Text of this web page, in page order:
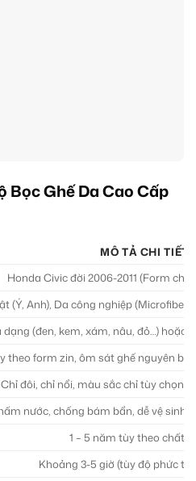
Bọc Ghế Da Cao Cấp
MÔ TẢ CHI TIẾT
Honda Civic đời 2006-2011 (Form
(Ý, Anh), Da công nghiệp (Microfiber,
dạng (đen, kem, xám, nâu, đỏ…) hoặc
theo form zin, ôm sát ghế nguyên
Chỉ đôi, chỉ nổi, màu sắc chỉ tùy chọn,
nước, chống bám bẩn, dễ vệ sinh,
1 – 5 năm tùy theo chất
Khoảng 3-5 giờ (tùy độ phức